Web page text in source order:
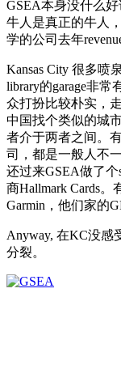
GSEA本身没什么
牛人是真正的牛人
学的公司去年
Kansas City 很多喷
library的garage非
众打扮比较朴实，
中国找个类似的城
者介于两者之间。
司，都是一般人不
还过来GSEA做了
商Hallmark Cards
Garmin，他们家的
Anyway, 在KC没感
分裂。